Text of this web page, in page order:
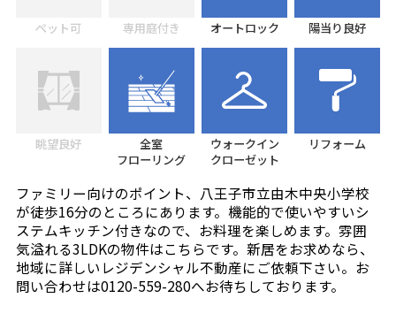
ペット可 専用庭付き オートロック 陽当り良好
眺望良好
全室
フローリング
ウォークイン
クローゼット
リフォーム
ファミリー向けのポイント、八王子市立由木中央小学校
が徒歩16分のところにあります。機能的で使いやすいシ
ステムキッチン付きなので、お料理を楽しめます。雰囲
気溢れる3LDKの物件はこちらです。新居をお求めなら、
地域に詳しいレジデンシャル不動産にご依頼下さい。お
問い合わせは0120-559-280へお待ちしております。